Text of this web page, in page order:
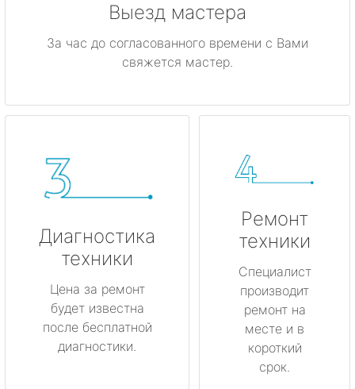
Выезд мастера
За час до согласованного времени с Вами
свяжется мастер.
Диагностика
техники
Цена за ремонт
будет известна
после бесплатной
диагностики.
Ремонт
техники
Специалист
производит
ремонт на
месте и в
короткий
срок.